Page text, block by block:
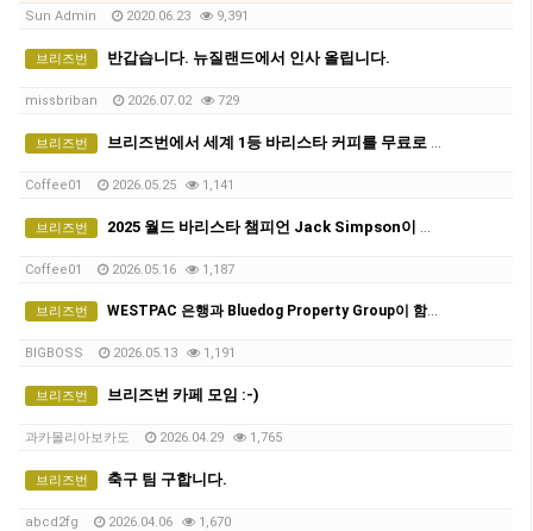
Sun Admin 2020.06.23 9,391
브리즈번 반갑습니다. 뉴질랜드에서 인사 올립니다.
missbriban 2026.07.02 729
브리즈번 브리즈번에서 세계 1등 바리스타 커피를 무료로 마실 수 있다면?
Coffee01 2026.05.25 1,141
브리즈번 2025 월드 바리스타 챔피언 Jack Simpson이 브리즈번에 옵니다! - The Hideout Team
Coffee01 2026.05.16 1,187
브리즈번 WESTPAC 은행과 Bluedog Property Group이 함께 무료 커피 & 부동산 토크 행사(5월21일, 목)
BIGBOSS 2026.05.13 1,191
브리즈번 브리즈번 카페 모임 :-)
과카몰리아보카도 2026.04.29 1,765
브리즈번 축구 팀 구합니다.
abcd2fg 2026.04.06 1,670